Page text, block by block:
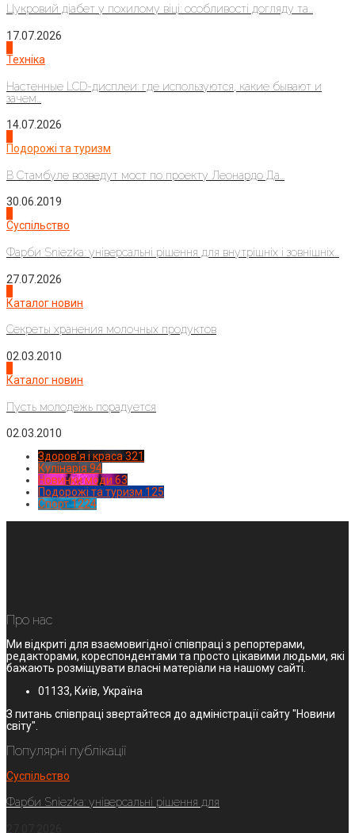
Цукровий діабет у похилому віці: особливості догляду та...
17.07.2026
Техніка
Настенные LCD-дисплеи: где используются, какие бывают и
зачем...
14.07.2026
Подорожі та туризм
В Стамбуле возведут мост по проекту Леонардо Да...
30.06.2019
Суспільство
Фарби Sniezka: універсальні рішення для внутрішніх і зовнішніх...
27.07.2026
Каталог новин
Секреты хранения молочных продуктов
02.03.2010
Каталог новин
Пусть молодежь порадуется
02.03.2010
Здоров'я і краса 321
Кулінарія 94
Новинки моди 63
Подорожі та туризм 125
Спорт1224
Про нас
Ми відкриті для взаємовигідної співпраці з репортерами,
редакторами, кореспондентами та просто цікавими людьми, які
бажають розміщувати власні матеріали на нашому сайті.
01133, Київ, Україна
З питань співпраці звертайтеся до адміністрації сайту "Новини
світу".
Популярні публікації
Суспільство
Фарби Sniezka: універсальні рішення для